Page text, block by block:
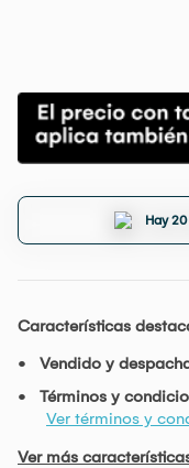
Hay
Características
Vendido y
Términos y
Ver términos y
Ver más